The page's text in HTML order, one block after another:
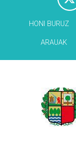
HONI BURUZ
ARAUAK